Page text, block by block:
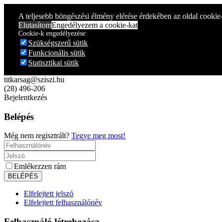
A teljesebb böngészési élmény elérése érdekében az oldal
ElutasítomEngedélyezem a cookie-kat
Cookie-k engedélyezése:
Szükségszerű sütik
Funkcionális sütik
Statisztikai sütik
titkarsag@sziszi.hu
(28) 496-206
Bejelentkezés
Belépés
Még nem regisztrált? Tegye meg most!
Emlékezzen rám
Elfelejtett jelszó
Elfelejtett felhasználónév